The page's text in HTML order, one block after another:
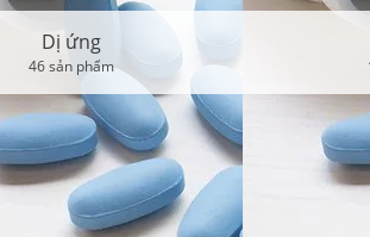
Dị ứng
46 sản phẩm